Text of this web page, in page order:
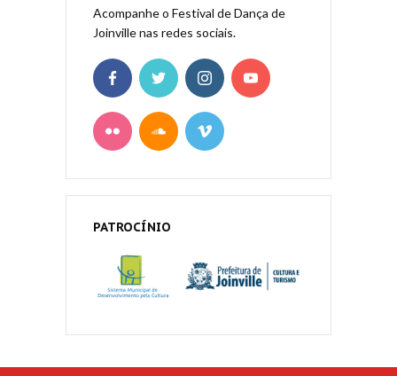
Acompanhe o Festival de Dança de
Joinville nas redes sociais.
PATROCÍNIO